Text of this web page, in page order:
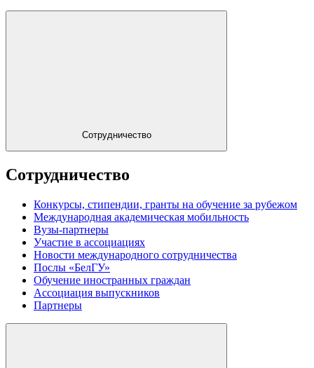
Сотрудничество
Сотрудничество
Конкурсы, стипендии, гранты на обучение за рубежом
Международная академическая мобильность
Вузы-партнеры
Участие в ассоциациях
Новости международного сотрудничества
Послы «БелГУ»
Обучение иностранных граждан
Ассоциация выпускников
Партнеры